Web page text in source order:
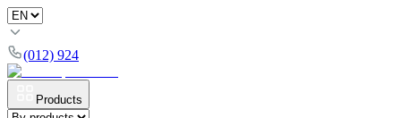
(012) 924
Products